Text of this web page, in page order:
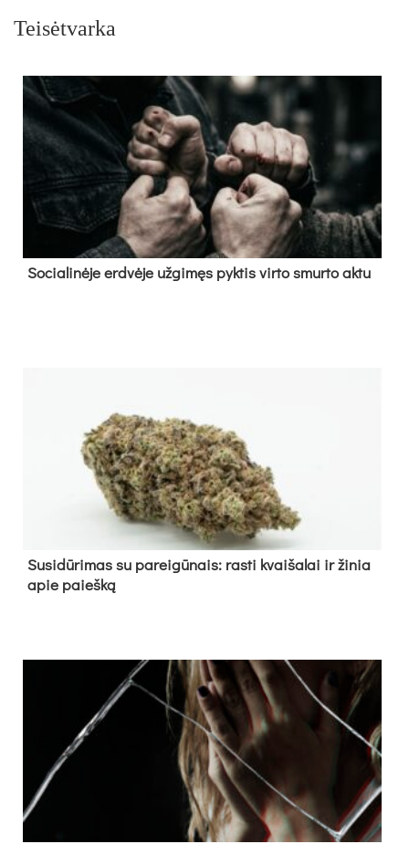
Teisėtvarka
So­cia­li­nė­je erd­vė­je už­gi­męs pyk­tis vir­to smur­to ak­tu
Su­si­dū­ri­mas su pa­rei­gū­nais: ras­ti kvai­ša­lai ir ži­nia
apie paieš­ką